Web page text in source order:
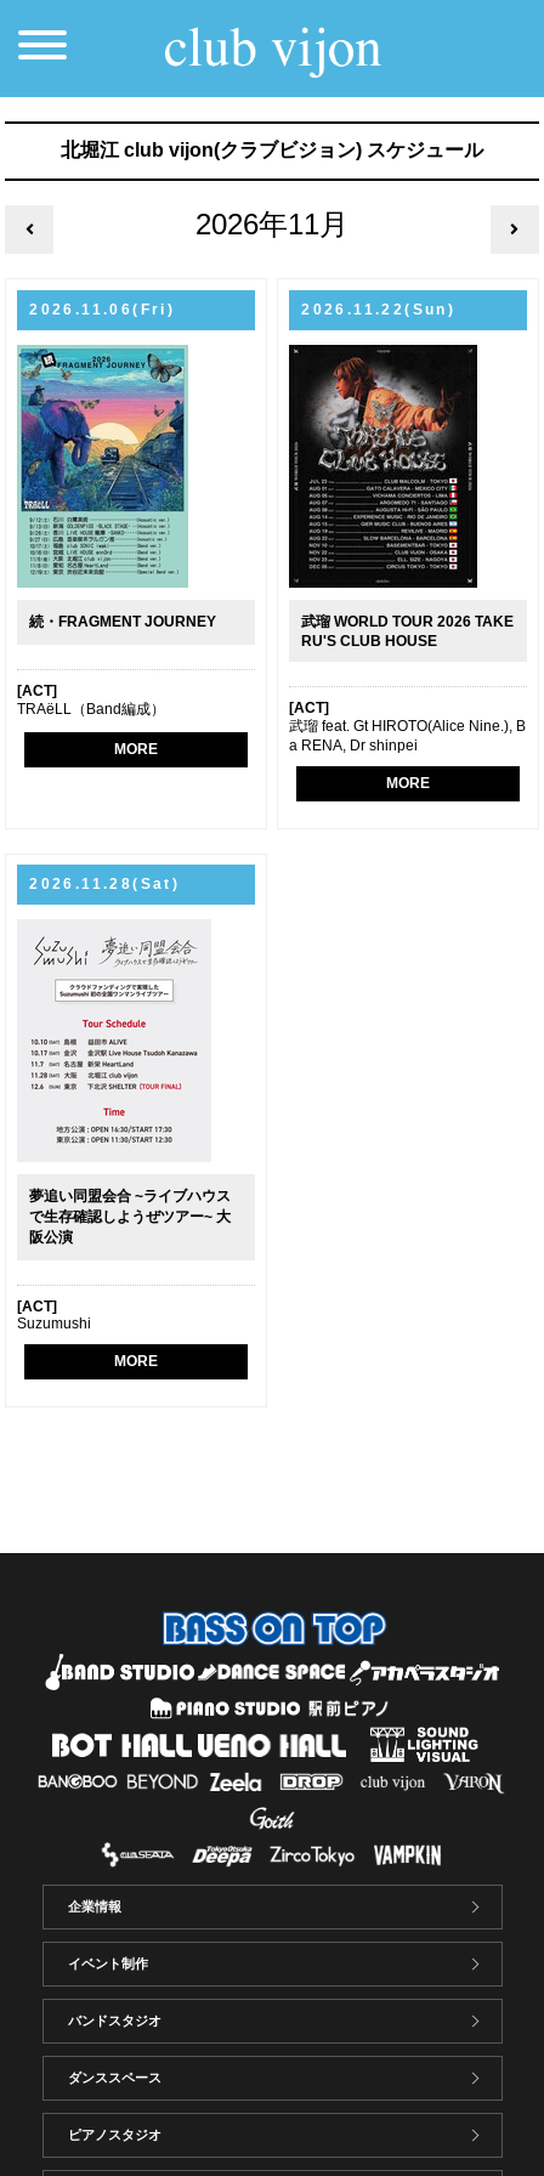
北堀江 club vijon(クラブビジョン) スケジュール
2026年11月
2026.11.06(Fri)
続・FRAGMENT JOURNEY
[ACT]
TRAëLL（Band編成）
MORE
2026.11.22(Sun)
武瑠 WORLD TOUR 2026 TAKE
RU'S CLUB HOUSE
[ACT]
武瑠 feat. Gt HIROTO(Alice Nine.), B
a RENA, Dr shinpei
MORE
2026.11.28(Sat)
夢追い同盟会合 ~ライブハウス
で生存確認しようぜツアー~ 大
阪公演
[ACT]
Suzumushi
MORE
企業情報
イベント制作
バンドスタジオ
ダンススペース
ピアノスタジオ